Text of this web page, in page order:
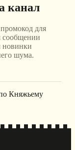
канал
для
сообщении
новинки
шума.
Княжьему